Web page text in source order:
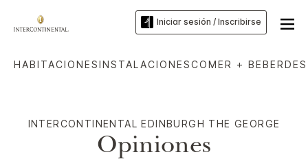
Iniciar sesión / Inscribirse
HABITACIONESINSTALACIONESCOMER + BEBER
INTERCONTINENTAL EDINBURGH THE GEORGE
Opiniones